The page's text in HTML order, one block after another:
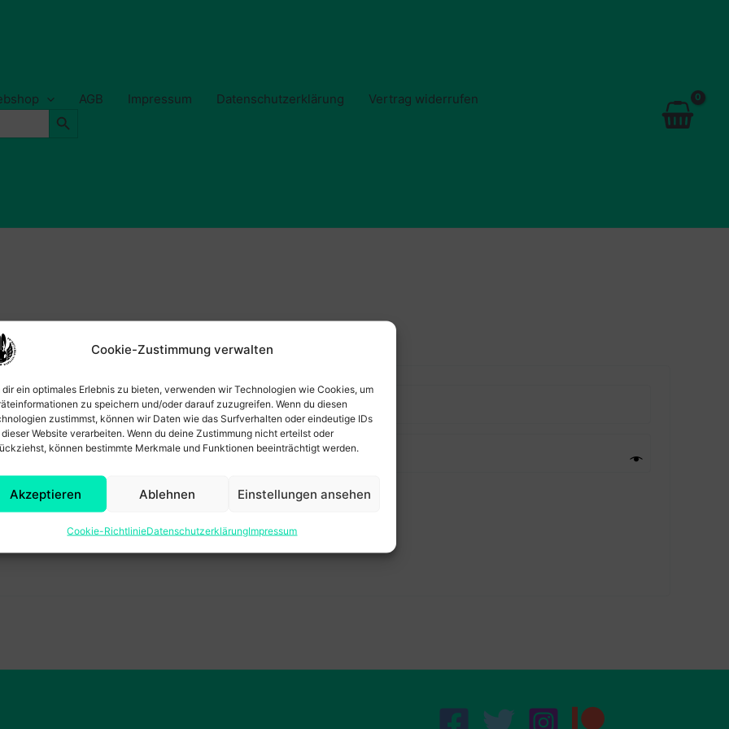
Cookie-Zustimmung verwalten
dir ein optimales Erlebnis zu bieten, verwenden wir Technologien wie Cookies, um
zu speichern und/oder darauf zuzugreifen. Wenn du diesen
zustimmst, können wir Daten wie das Surfverhalten oder eindeutige IDs
Website verarbeiten. Wenn du deine Zustimmung nicht erteilst oder
können bestimmte Merkmale und Funktionen beeinträchtigt werden.
Akzeptieren Ablehnen Einstellungen ansehen
Cookie-RichtlinieDatenschutzerklärungImpressum
AGB Impressum Datenschutzerklärung
Vertrag widerrufen
Search Button